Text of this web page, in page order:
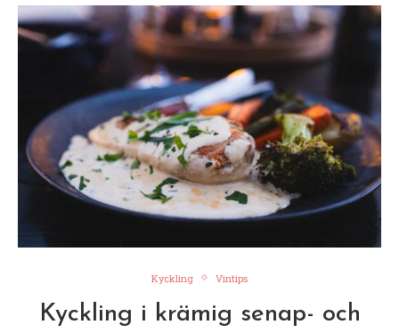
Kyckling Vintips
Kyckling i krämig senap- och